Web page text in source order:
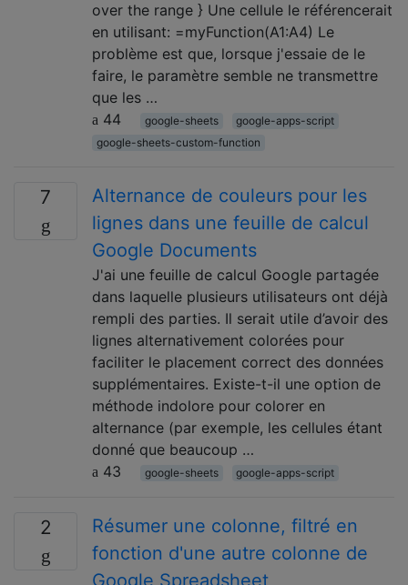
over the range } Une cellule le référencerait
en utilisant: =myFunction(A1:A4) Le
problème est que, lorsque j'essaie de le
faire, le paramètre semble ne transmettre
que les …
44
google-sheets
google-apps-script
google-sheets-custom-function
7
Alternance de couleurs pour les
lignes dans une feuille de calcul
Google Documents
J'ai une feuille de calcul Google partagée
dans laquelle plusieurs utilisateurs ont déjà
rempli des parties. Il serait utile d’avoir des
lignes alternativement colorées pour
faciliter le placement correct des données
supplémentaires. Existe-t-il une option de
méthode indolore pour colorer en
alternance (par exemple, les cellules étant
donné que beaucoup …
43
google-sheets google-apps-script
2
Résumer une colonne, filtré en
fonction d'une autre colonne de
Google Spreadsheet